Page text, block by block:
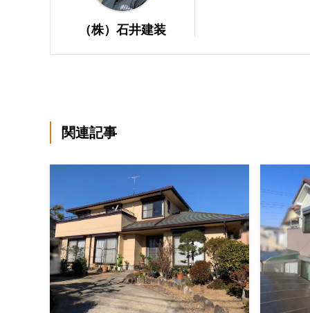
（株）石井建装
関連記事